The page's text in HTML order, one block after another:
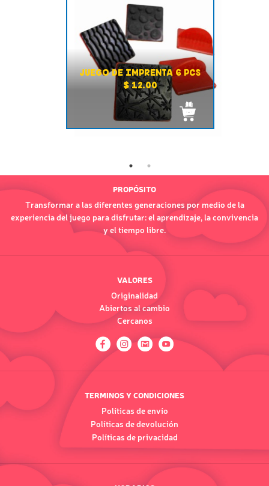
JUEGO DE IMPRENTA 6 PCS
$ 12.00
PROPÓSITO
Transformar a las diferentes generaciones por medio de la
experiencia del juego para disfrutar: el aprendizaje, la convivencia
y el tiempo libre.
VALORES
Originalidad
Abiertos al cambio
Cercanos
TERMINOS Y CONDICIONES
Políticas de envío
Políticas de devolución
Políticas de privacidad